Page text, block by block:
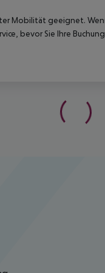
Mobilität geeignet.
bevor Sie Ihre